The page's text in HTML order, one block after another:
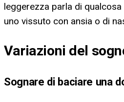
leggerezza parla di
uno vissuto con ansia o di
Variazioni del
Sognare di baciare una